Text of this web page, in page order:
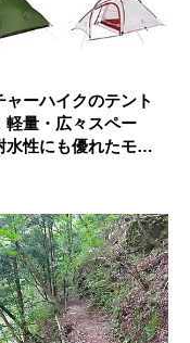
ャーハイクのテント
軽量・広々スペー
性にも優れたモデ